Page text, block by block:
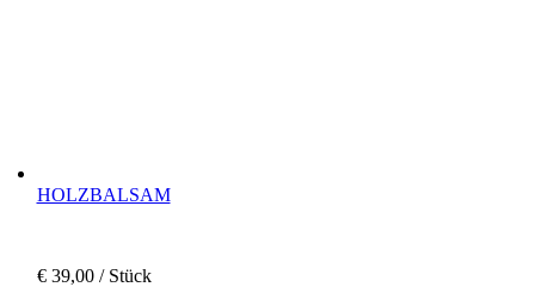
HOLZBALSAM
€39,00/ Stück